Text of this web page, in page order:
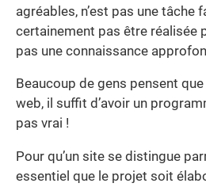
agréables, n’est pas une tâche
certainement pas être réalisée
pas une connaissance
Beaucoup de gens pensent
web, il suffit d’avoir un
pas vrai !
Pour qu’un site se distingue
essentiel que le projet soit